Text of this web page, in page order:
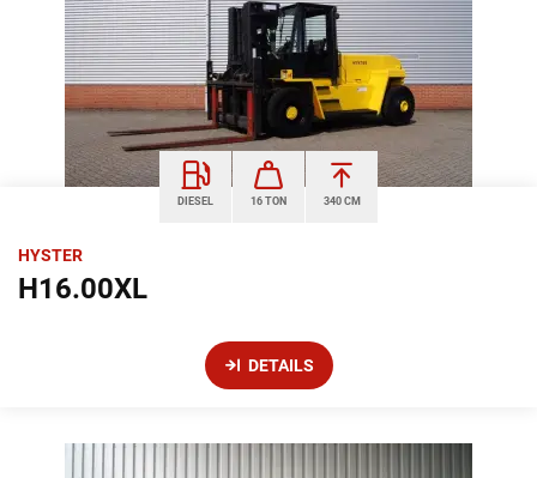
DIESEL 16 TON 340 CM
HYSTER
H16.00XL
DETAILS